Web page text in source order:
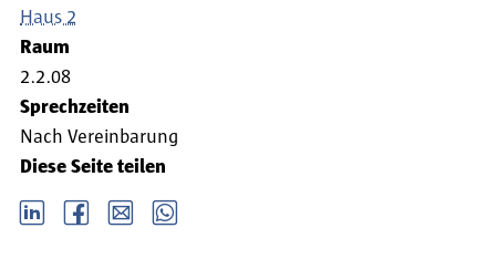
Haus 2
Raum
2.2.08
Sprechzeiten
Nach Vereinbarung
Diese Seite teilen
LinkedIn Facebook email Whatsapp